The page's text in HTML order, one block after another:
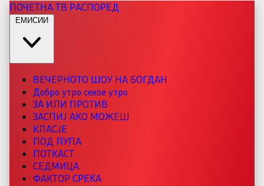
ПОЧЕТНАТВ РАСПОРЕД
ЕМИСИИ
ВЕЧЕРНОТО ШОУ НА БОГДАН
Добро утро секое утро
ЗА ИЛИ ПРОТИВ
ЗАСПИЈ АКО МОЖЕШ
КЛАСЈЕ
ПОД ЛУПА
ПОТКАСТ
СЕДМИЦА
ФАКТОР СРЕЌА